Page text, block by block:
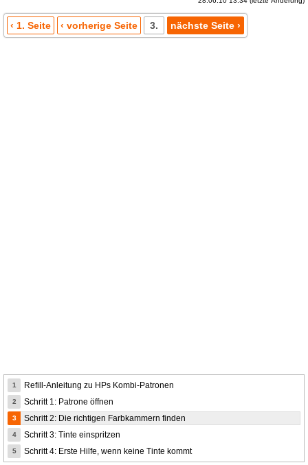
‹ 1. Seite ‹ vorherige Seite 3. nächste Seite ›
1 Refill-Anleitung zu HPs Kombi-Patronen
2 Schritt 1: Patrone öffnen
3 Schritt 2: Die richtigen Farbkammern finden
4 Schritt 3: Tinte einspritzen
5 Schritt 4: Erste Hilfe, wenn keine Tinte kommt